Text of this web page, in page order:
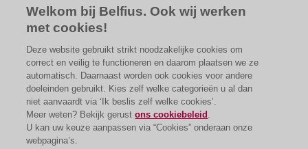
Welkom bij Belfius. Ook wij werken
met cookies!
Deze website gebruikt strikt noodzakelijke cookies om
correct en veilig te functioneren en daarom plaatsen we ze
automatisch. Daarnaast worden ook cookies voor andere
doeleinden gebruikt. Kies zelf welke categorieën u al dan
niet aanvaardt via ‘Ik beslis zelf welke cookies’.
Meer weten? Bekijk gerustons cookiebeleid .
U kan uw keuze aanpassen via “Cookies” onderaan onze
webpagina’s.